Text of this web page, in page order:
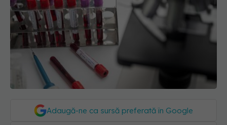
Adaugă-ne ca sursă preferată în Google